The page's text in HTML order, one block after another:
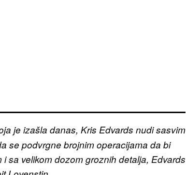
je izašla danas, Kris Edvards nudi sasvim
se podvrgne brojnim operacijama da bi
sa velikom dozom groznih detalja, Edvards